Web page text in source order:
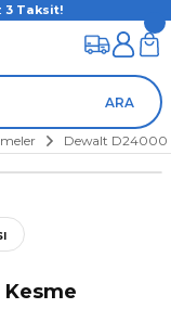
3 Taksit!
ARA
Dewalt D24000